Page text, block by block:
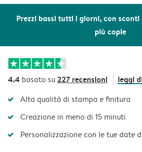
Prezzi bassi tutti i giorni, con
più copie
4.4 basato su227 recensioni leggi
Alta qualità di stampa e finitura
Creazione in meno di 15 minuti
Personalizzazione con le tue date